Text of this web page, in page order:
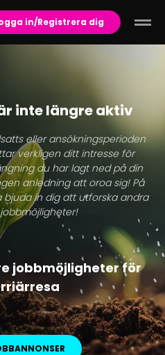
in/Registrera dig
inte längre aktiv
eller ansökningsperioden
verkligen ditt intresse för
du har lagt ned på din
anledning att oroa sig! På
bjuda in dig att utforska andra
jobbmöjligheter för